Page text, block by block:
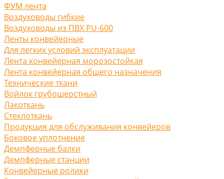
ФУМ лента
Воздуховоды гибкие
Воздуховоды из ПВХ PU-600
Ленты конвейерные
Для легких условий эксплуатации
Лента конвейерная морозостойкая
Лента конвейерная общего назначения
Технические ткани
Войлок грубошерстный
Лакоткань
Стеклоткань
Продукция для обслуживания конвейеров
Боковое уплотнение
Демпферные балки
Демпферные станции
Конвейерные ролики